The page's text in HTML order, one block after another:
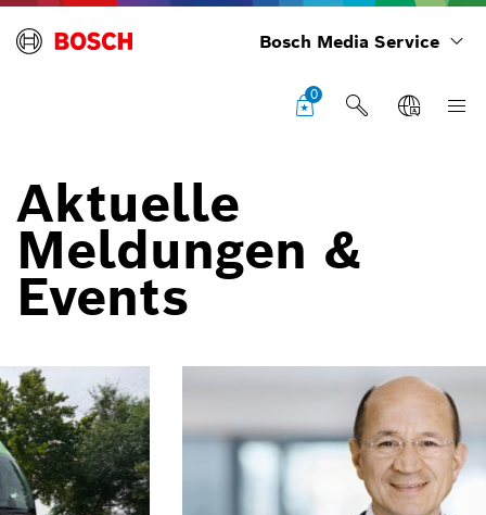
Bosch Media Service
0
Aktuelle
Meldungen &
Events